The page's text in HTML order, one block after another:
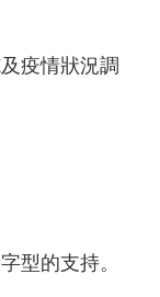
疫情狀況調
型的支持。